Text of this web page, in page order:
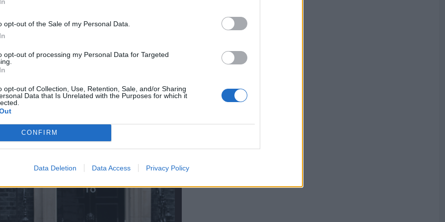
opt-out of the Sale of my Personal Data.
opt-out of processing my Personal Data for Targeted
opt-out of Collection, Use, Retention, Sale, and/or Sharing
Data that Is Unrelated with the Purposes for which it
CONFIRM
Data Deletion Data Access Privacy Policy
hogy az áldozatok egyike egy nyolcéves
minden terrorcselekmény ártatlan emberek
merénylet különösen kirívó, mivel az
és gyerekek ellen követte el a robbantásos